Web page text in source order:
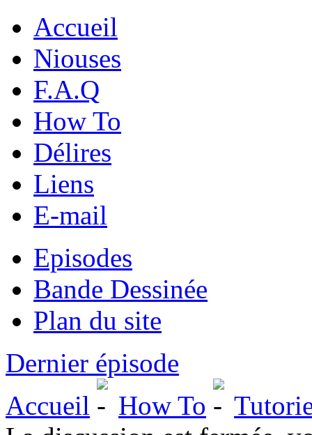
Accueil
Niouses
F.A.Q
How To
Délires
Liens
E-mail
Episodes
Bande Dessinée
Plan du site
Dernier épisode
Accueil
How To